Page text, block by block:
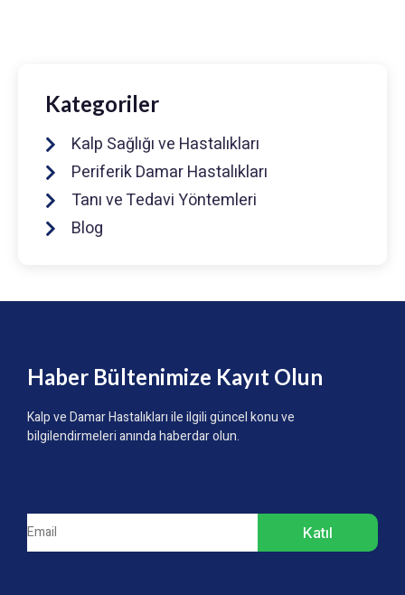
Kategoriler
Kalp Sağlığı ve Hastalıkları
Periferik Damar Hastalıkları
Tanı ve Tedavi Yöntemleri
Blog
Haber Bültenimize Kayıt Olun
Kalp ve Damar Hastalıkları ile ilgili güncel konu ve
bilgilendirmeleri anında haberdar olun.
Katıl